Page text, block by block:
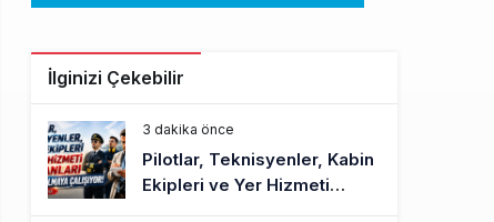
İlginizi Çekebilir
3 dakika önce
Pilotlar, Teknisyenler, Kabin
Ekipleri ve Yer Hizmeti
Çalışanları Gazeteci Olmaya